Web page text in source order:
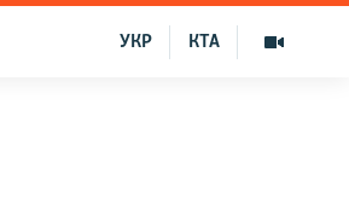
КТА
УКР